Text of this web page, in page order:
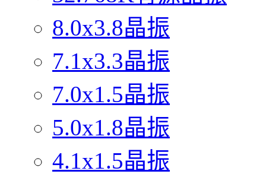
8.0x3.8晶振
7.1x3.3晶振
7.0x1.5晶振
5.0x1.8晶振
4.1x1.5晶振